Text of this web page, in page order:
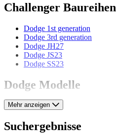
Challenger Baureihen
Dodge 1st generation
Dodge 3rd generation
Dodge JH27
Dodge JS23
Dodge SS23
Dodge Modelle
Dodge Charger
Dodge Custom
Dodge D 11
Mehr anzeigen
Suchergebnisse